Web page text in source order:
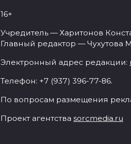
16+
Учредитель — Харитонов
Главный редактор — Чухутова
Электронный адрес редакции:
Телефон: +7 (937) 396-77-86.
По вопросам размещения
Проект агентства sorcmedia.ru